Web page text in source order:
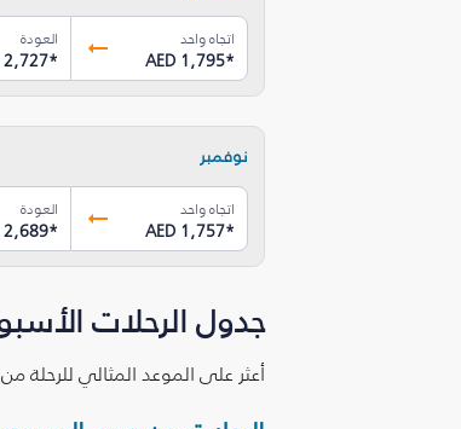
اتجاه واحد
AED 1,795*
العودة
2,727*
نوفمبر
اتجاه واحد
AED 1,757*
العودة
2,689*
جدول الرحلات
أعثر على الموعد المثالي